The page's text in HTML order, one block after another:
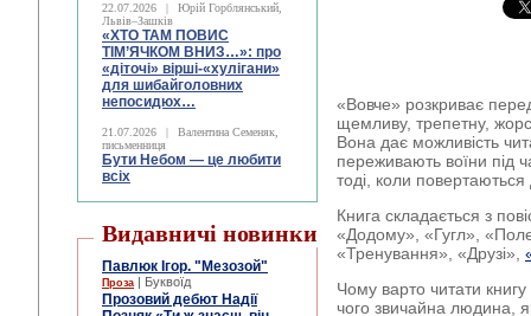
22.07.2026 |
Юрій Горблянський,
Львів–Зашків
«ХТО ТАМ ПОВИС
ТІМ’ЯЧКОМ ВНИЗ…»: про
«діточі» вірші-«хулігани»
для шибайголовних
непосидюх…
21.07.2026 |
Валентина Семеняк,
письменниця
Бути Небом ― це любити
всіх
Видавничі новинки
Павлюк Ігор. "Мезозой"
Проза | Буквоїд
Прозовий дебют Надії
«Вовче» розкриває
щемливу, трепетну,
Вона дає можливість
переживають воїни під
тоді, коли
Книга складається з
«Додому», «Гугл»,
«Тренування», «Друзі»,
Чому варто читати
чого звичайна людина,